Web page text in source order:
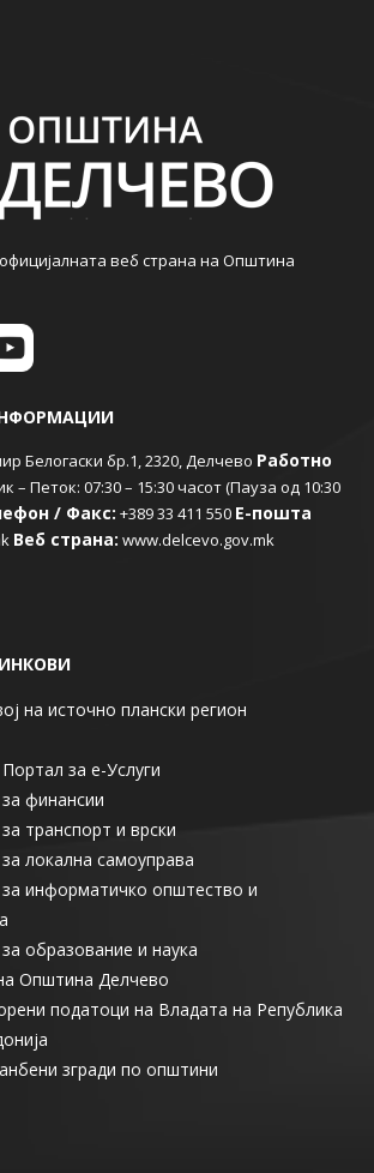
веб страна на Општина
Белогаски бр.1, 2320, Делчево Работно
– Петок: 07:30 – 15:30 часот (Пауза од 10:30
/ Факс: +389 33 411 550 Е-пошта
Веб страна: www.delcevo.gov.mk
на источно плански регион
за е-Услуги
финансии
транспорт и врски
локална самоуправа
информатичко општество и
образование и наука
Општина Делчево
податоци на Владата на Република
згради по општини